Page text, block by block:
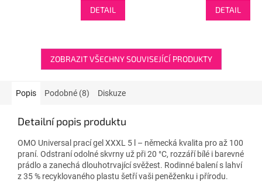
DETAIL DETAIL
ZOBRAZIT VŠECHNY SOUVISEJÍCÍ PRODUKTY
Popis Podobné (8) Diskuze
Detailní popis produktu
OMO Universal prací gel XXXL 5 l – německá kvalita pro až 100
praní. Odstraní odolné skvrny už při 20 °C, rozzáří bílé i barevné
prádlo a zanechá dlouhotrvající svěžest. Rodinné balení s lahví
z 35 % recyklovaného plastu šetří vaši peněženku i přírodu.